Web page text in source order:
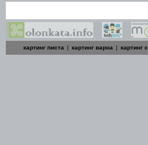
картинг писта | картинг варна | картинг